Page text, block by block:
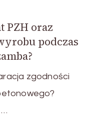
PZH oraz
podczas
zgodności
…